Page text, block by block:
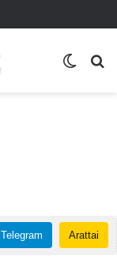
Switch
Telegram Arattai